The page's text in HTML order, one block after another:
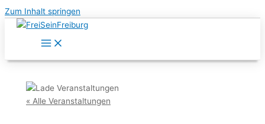
Zum Inhalt springen
« Alle Veranstaltungen